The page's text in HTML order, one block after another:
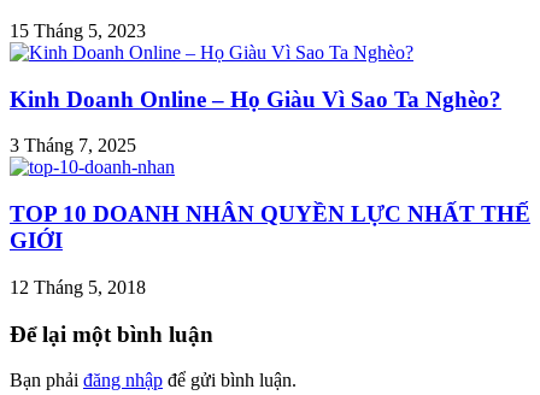
15 Tháng 5, 2023
Kinh Doanh Online – Họ Giàu Vì Sao Ta Nghèo?
3 Tháng 7, 2025
TOP 10 DOANH NHÂN QUYỀN LỰC NHẤT THẾ
GIỚI
12 Tháng 5, 2018
Để lại một bình luận
Bạn phải đăng nhập để gửi bình luận.